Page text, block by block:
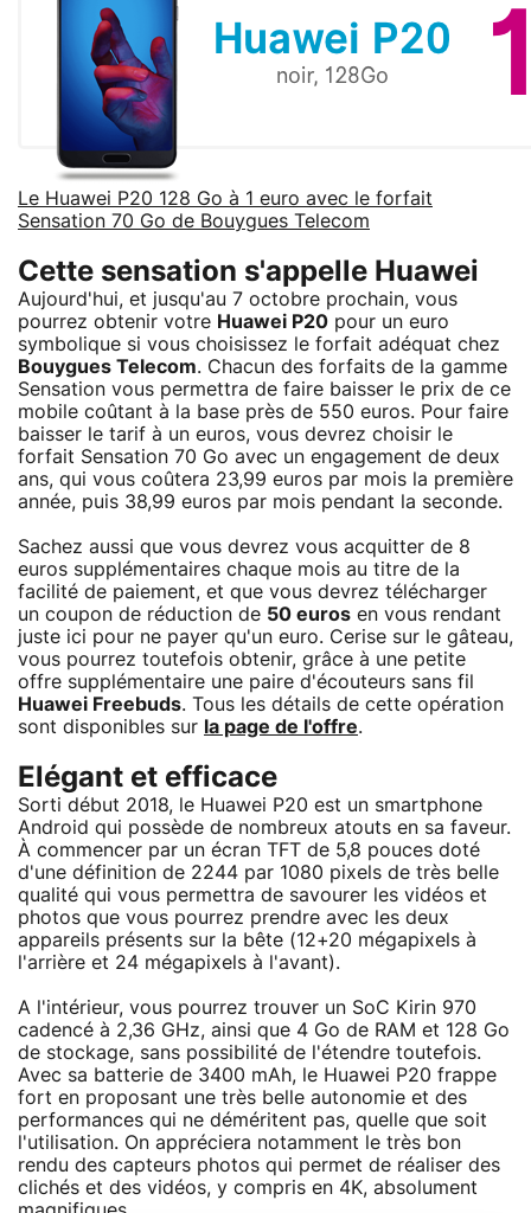
Le Huawei P20 128 Go à 1 euro avec le forfait
Sensation 70 Go de Bouygues Telecom
Cette sensation s'appelle Huawei
Aujourd'hui, et jusqu'au 7 octobre prochain, vous
pourrez obtenir votre Huawei P20 pour un euro
symbolique si vous choisissez le forfait adéquat chez
Bouygues Telecom. Chacun des forfaits de la gamme
Sensation vous permettra de faire baisser le prix de ce
mobile coûtant à la base près de 550 euros. Pour faire
baisser le tarif à un euros, vous devrez choisir le
forfait Sensation 70 Go avec un engagement de deux
ans, qui vous coûtera 23,99 euros par mois la première
année, puis 38,99 euros par mois pendant la seconde.
Sachez aussi que vous devrez vous acquitter de 8
euros supplémentaires chaque mois au titre de la
facilité de paiement, et que vous devrez télécharger
un coupon de réduction de 50 euros en vous rendant
juste ici pour ne payer qu'un euro. Cerise sur le gâteau,
vous pourrez toutefois obtenir, grâce à une petite
offre supplémentaire une paire d'écouteurs sans fil
Huawei Freebuds. Tous les détails de cette opération
sont disponibles sur la page de l'offre.
Elégant et efficace
Sorti début 2018, le Huawei P20 est un smartphone
Android qui possède de nombreux atouts en sa faveur.
À commencer par un écran TFT de 5,8 pouces doté
d'une définition de 2244 par 1080 pixels de très belle
qualité qui vous permettra de savourer les vidéos et
photos que vous pourrez prendre avec les deux
appareils présents sur la bête (12+20 mégapixels à
l'arrière et 24 mégapixels à l'avant).
A l'intérieur, vous pourrez trouver un SoC Kirin 970
cadencé à 2,36 GHz, ainsi que 4 Go de RAM et 128 Go
de stockage, sans possibilité de l'étendre toutefois.
Avec sa batterie de 3400 mAh, le Huawei P20 frappe
fort en proposant une très belle autonomie et des
performances qui ne déméritent pas, quelle que soit
l'utilisation. On appréciera notamment le très bon
rendu des capteurs photos qui permet de réaliser des
clichés et des vidéos, y compris en 4K, absolument